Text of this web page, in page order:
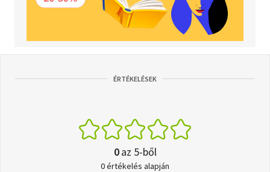
ÉRTÉKELÉSEK
0az 5-ből
0 értékelés alapján